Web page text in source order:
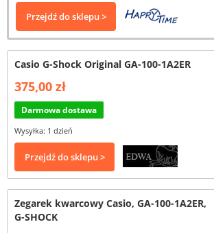
Przejdź do sklepu >
Casio G-Shock Original GA-100-1A2ER
375,00 zł
Darmowa dostawa
Wysyłka: 1 dzień
Przejdź do sklepu >
Zegarek kwarcowy Casio, GA-100-1A2ER,
G-SHOCK